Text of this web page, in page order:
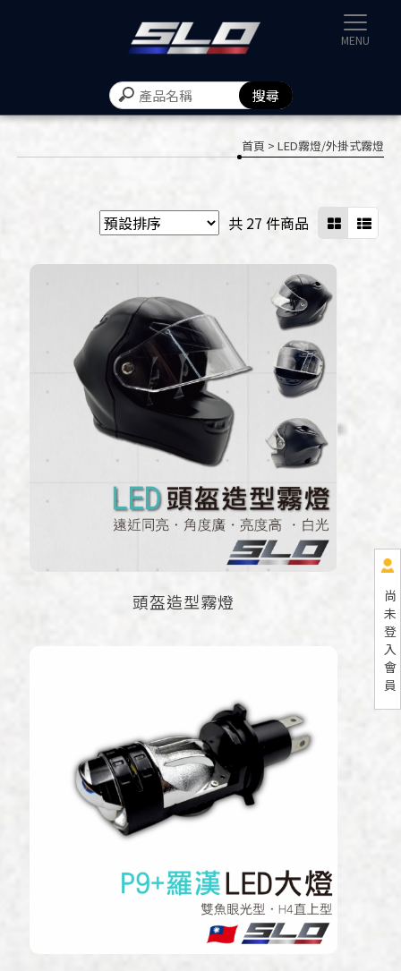
尚
未
登
入
會
員
速辰
首頁 > LED霧燈/外掛式霧燈
共 27 件商品
頭盔造型霧燈